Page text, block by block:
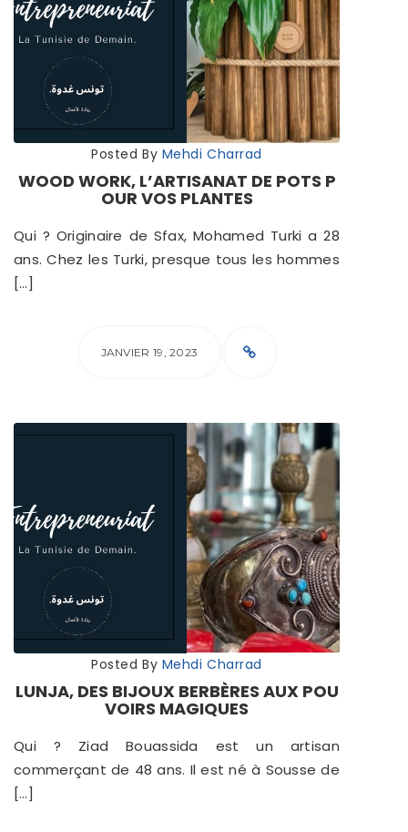
Posted By Mehdi Charrad
WOOD WORK, L’ARTISANAT DE POTS P
OUR VOS PLANTES
Qui ? Originaire de Sfax, Mohamed Turki a 28
ans. Chez les Turki, presque tous les hommes
[…]
JANVIER 19, 2023
Posted By Mehdi Charrad
LUNJA, DES BIJOUX BERBÈRES AUX POU
VOIRS MAGIQUES
Qui ? Ziad Bouassida est un artisan
commerçant de 48 ans. Il est né à Sousse de
[…]